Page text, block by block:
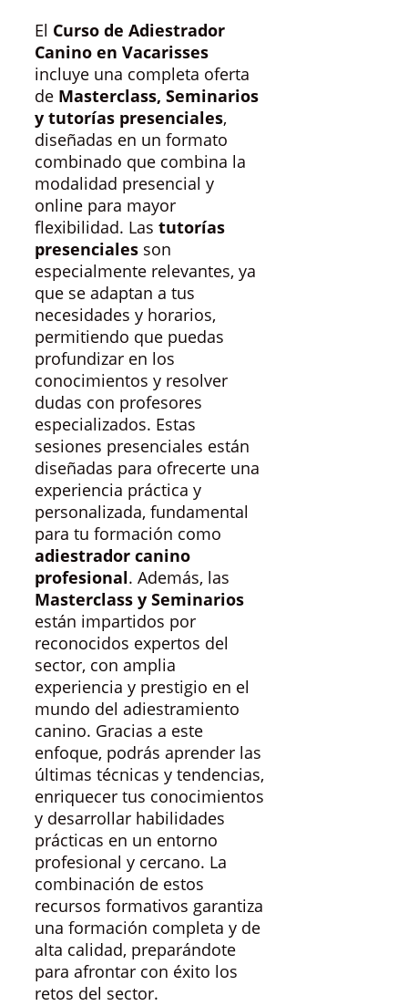
El Curso de Adiestrador
Canino en Vacarisses
incluye una completa oferta
de Masterclass, Seminarios
y tutorías presenciales,
diseñadas en un formato
combinado que combina la
modalidad presencial y
online para mayor
flexibilidad. Las tutorías
presenciales son
especialmente relevantes, ya
que se adaptan a tus
necesidades y horarios,
permitiendo que puedas
profundizar en los
conocimientos y resolver
dudas con profesores
especializados. Estas
sesiones presenciales están
diseñadas para ofrecerte una
experiencia práctica y
personalizada, fundamental
para tu formación como
adiestrador canino
profesional. Además, las
Masterclass y Seminarios
están impartidos por
reconocidos expertos del
sector, con amplia
experiencia y prestigio en el
mundo del adiestramiento
canino. Gracias a este
enfoque, podrás aprender las
últimas técnicas y tendencias,
enriquecer tus conocimientos
y desarrollar habilidades
prácticas en un entorno
profesional y cercano. La
combinación de estos
recursos formativos garantiza
una formación completa y de
alta calidad, preparándote
para afrontar con éxito los
retos del sector.